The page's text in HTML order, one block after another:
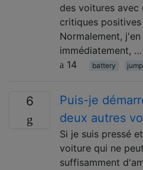
des voitures avec
critiques positives
Normalement,
immédiatement, …
14
battery
6
Puis-je
deux autres
Si je suis pressé
voiture qui ne
suffisamment